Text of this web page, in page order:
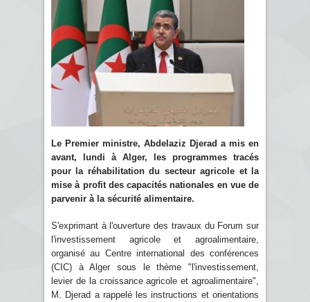
Le Premier ministre, Abdelaziz Djerad a mis en
avant, lundi à Alger, les programmes tracés
pour la réhabilitation du secteur agricole et la
mise à profit des capacités nationales en vue de
parvenir à la sécurité alimentaire.
S'exprimant à l'ouverture des travaux du Forum sur
l'investissement agricole et agroalimentaire,
organisé au Centre international des conférences
(CIC) à Alger sous le thème "l'investissement,
levier de la croissance agricole et agroalimentaire",
M. Djerad a rappelé les instructions et orientations